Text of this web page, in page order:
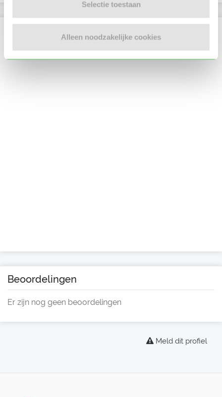
Selectie toestaan
Alleen noodzakelijke cookies
Beoordelingen
Er zijn nog geen beoordelingen
Meld dit profiel